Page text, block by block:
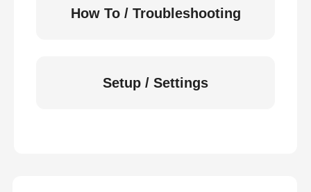
How To / Troubleshooting
Setup / Settings